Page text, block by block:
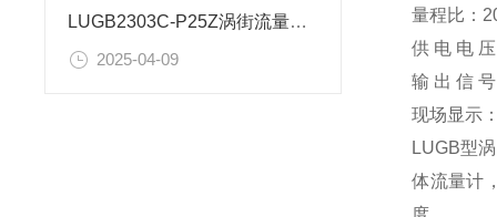
LUGB2303C-P25Z涡街流量计技术参数
2025-04-09
量程比：
供 电 电
输 出 信
现场显示
LUGB型
体流量计